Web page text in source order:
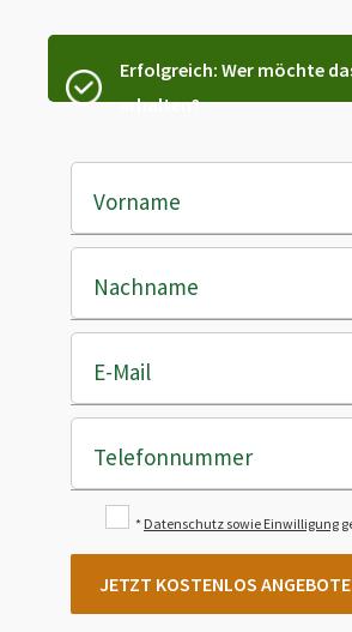
Erfolgreich: Wer möchte
erhalten?
Vorname
Nachname
E-Mail
Telefonnummer
* Datenschutz sowie Einwilligung
JETZT KOSTENLOS ANGEBOTE